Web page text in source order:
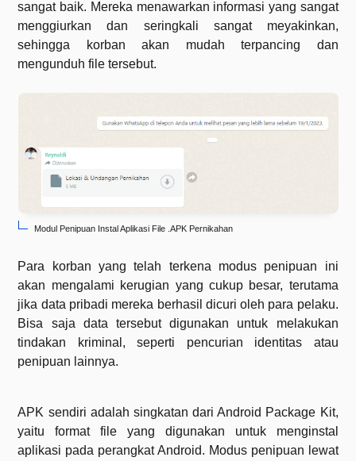
sangat baik. Mereka menawarkan informasi yang sangat
menggiurkan dan seringkali sangat meyakinkan,
sehingga korban akan mudah terpancing dan
mengunduh file tersebut.
Modul Penipuan Instal Aplikasi File .APK Pernikahan
Para korban yang telah terkena modus penipuan ini
akan mengalami kerugian yang cukup besar, terutama
jika data pribadi mereka berhasil dicuri oleh para pelaku.
Bisa saja data tersebut digunakan untuk melakukan
tindakan kriminal, seperti pencurian identitas atau
penipuan lainnya.
APK sendiri adalah singkatan dari Android Package Kit,
yaitu format file yang digunakan untuk menginstal
aplikasi pada perangkat Android. Modus penipuan lewat